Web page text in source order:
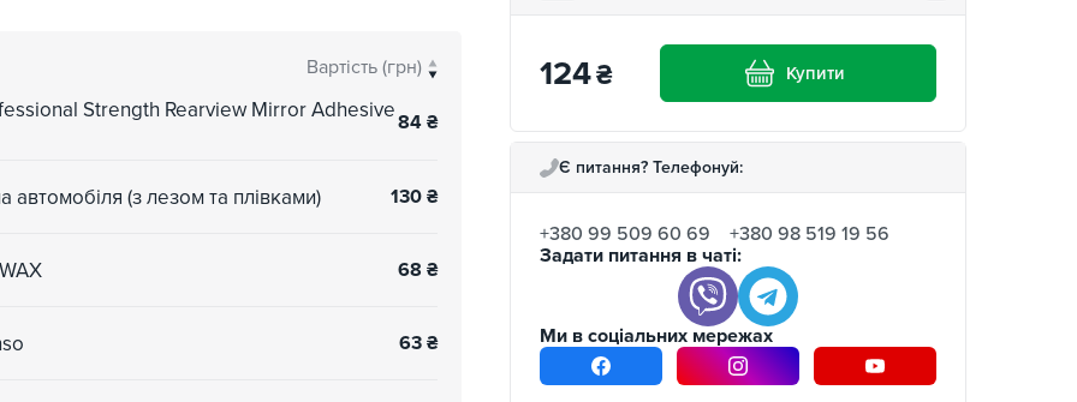
Вартість (грн)
Strength Rearview Mirror Adhesive84 ₴
(з лезом та плівками) 130 ₴
68 ₴
63 ₴
124₴ Купити
Є питання? Телефонуй:
+380 99 509 60 69
+380 98 519 19 56
Задати питання в чаті:
Ми в соціальних мережах